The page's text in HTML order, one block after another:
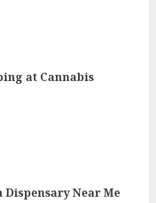
at Cannabis
Dispensary Near Me